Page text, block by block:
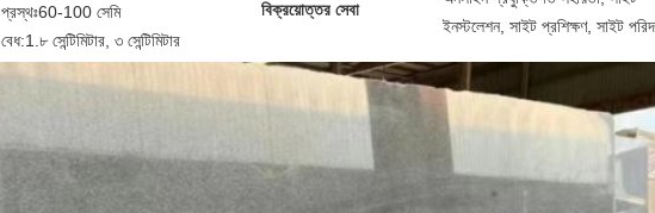
প্রস্থঃ60-100 সেমি
বেধ:1.৮ সেন্টিমিটার, ৩ সেন্টিমিটার
বিক্রয়োত্তর সেবা
ইনস্টলেশন, সাইট প্রশিক্ষণ, সাইট